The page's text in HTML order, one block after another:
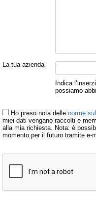
La tua azienda
Indica
possiamo
Ho preso nota delle norme
miei dati vengano raccolti e
alla mia richiesta. Nota: è
momento per il futuro tramite e-